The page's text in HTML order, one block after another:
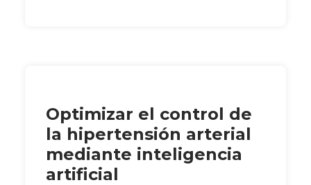
Optimizar el control de
la hipertensión arterial
mediante inteligencia
artificial